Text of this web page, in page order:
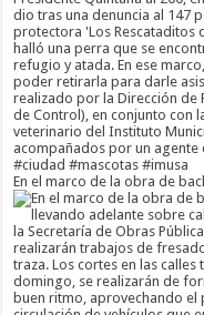
En el marco de la obra de